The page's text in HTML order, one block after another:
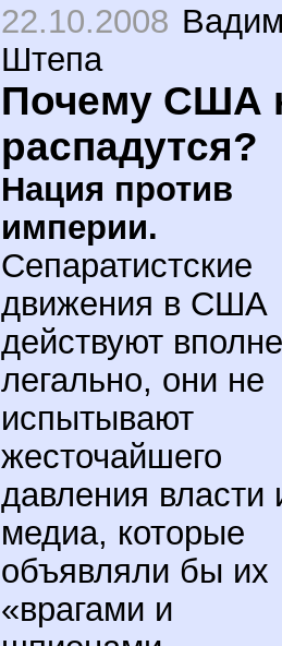
22.10.2008
Штепа
Почему США
распадутся?
Нация против
империи.
Сепаратистские
движения в США
действуют вполне
легально, они не
испытывают
жесточайшего
давления власти
медиа, которые
объявляли бы их
«врагами и